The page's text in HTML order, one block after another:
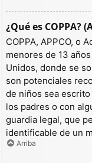
¿Qué es COPPA?
COPPA, APPCO, o
menores de 13
Unidos, donde se
son potenciales
de niños sea
los padres o con
guardia legal, que
identificable de un
Arriba